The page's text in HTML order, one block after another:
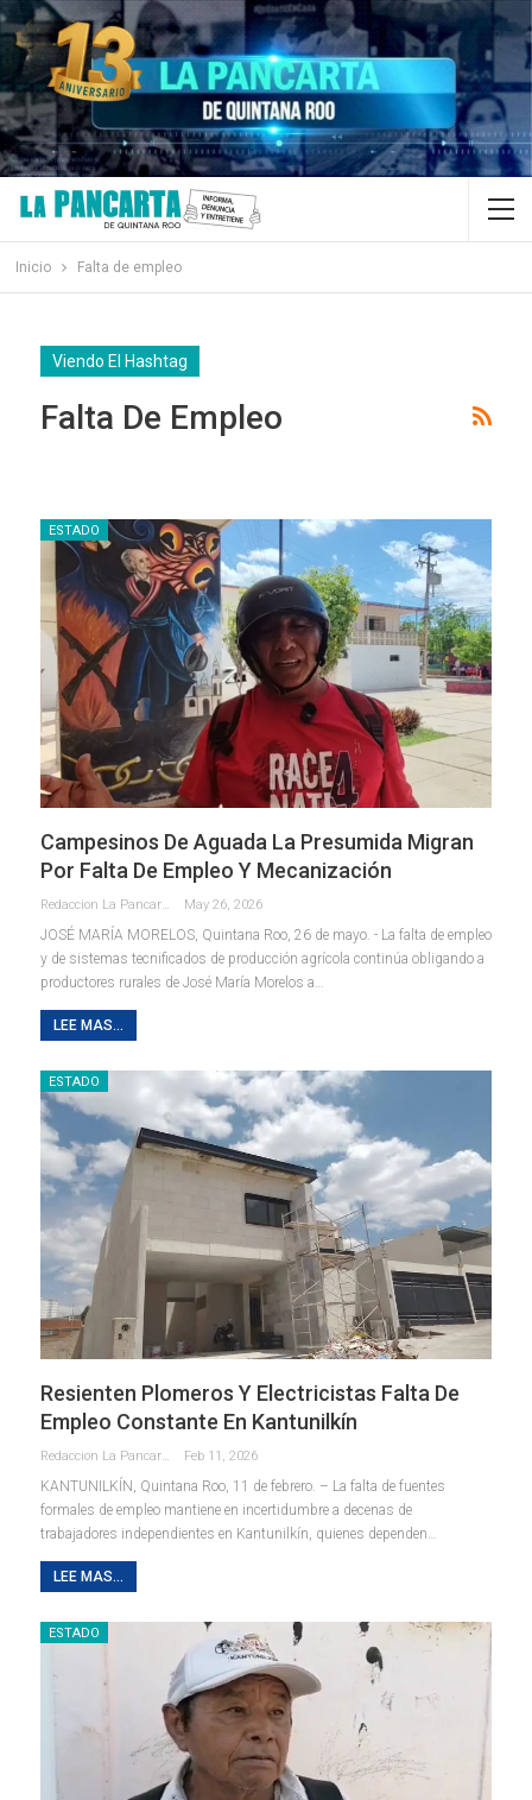
Inicio Falta de empleo
Viendo El Hashtag
Falta De Empleo
ESTADO
Campesinos De Aguada La Presumida Migran
Por Falta De Empleo Y Mecanización
Redaccion La Pancarta De Quintana Roo May 26, 2026
JOSÉ MARÍA MORELOS, Quintana Roo, 26 de mayo. - La falta de empleo
y de sistemas tecnificados de producción agrícola continúa obligando a
productores rurales de José María Morelos a…
LEE MAS...
ESTADO
Resienten Plomeros Y Electricistas Falta De
Empleo Constante En Kantunilkín
Redaccion La Pancarta De Quintana Roo Feb 11, 2026
KANTUNILKÍN, Quintana Roo, 11 de febrero. – La falta de fuentes
formales de empleo mantiene en incertidumbre a decenas de
trabajadores independientes en Kantunilkín, quienes dependen…
LEE MAS...
ESTADO